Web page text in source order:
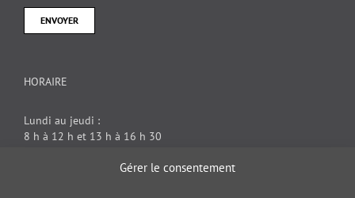
Gérer le consentement
HORAIRE
Lundi au jeudi :
8 h à 12 h et 13 h à 16 h 30